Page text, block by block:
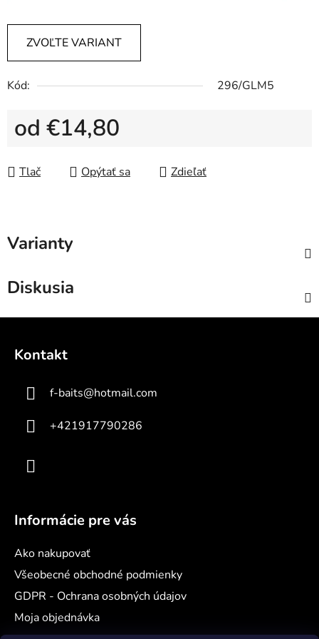
ZVOĽTE VARIANT
Kód: 296/GLM5
od €14,80
Tlač
Opýtať sa Zdieľať
Varianty
Diskusia
Kontakt
f-baits@hotmail.com
+421917790286
Informácie pre vás
Ako nakupovať
Všeobecné obchodné podmienky
GDPR - Ochrana osobných údajov
Moja objednávka